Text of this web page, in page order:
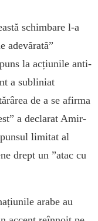
schimbare l-a
adevărată”
la acțiunile anti-
a subliniat
de a se afirma
a declarat Amir-
limitat al
drept un ”atac cu
arabe au